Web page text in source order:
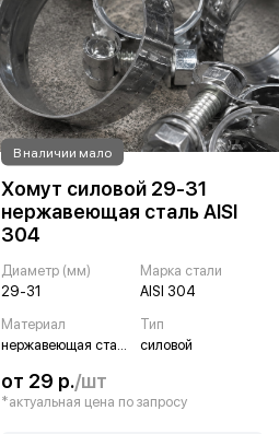
В наличии мало
Хомут силовой 29-31
нержавеющая сталь AISI
304
Диаметр (мм)
29-31
Марка стали
AISI 304
Материал
нержавеющая сталь
Тип
силовой
от 29 р./шт
*актуальная цена по запросу